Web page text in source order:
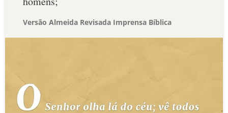
Versão Almeida Revisada Imprensa Bíblica